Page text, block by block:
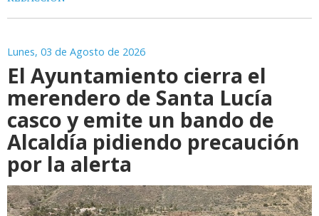
Lunes, 03 de Agosto de 2026
El Ayuntamiento cierra el
merendero de Santa Lucía
casco y emite un bando de
Alcaldía pidiendo precaución
por la alerta